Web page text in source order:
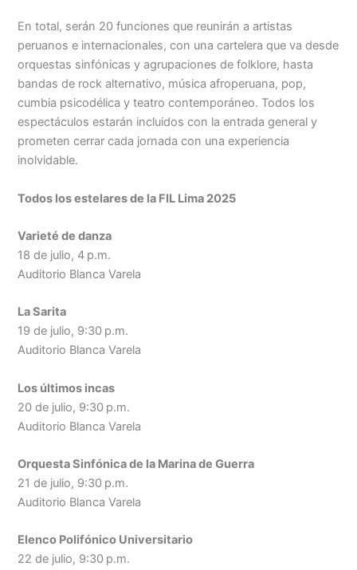
En total, serán 20 funciones que reunirán a artistas
peruanos e internacionales, con una cartelera que va desde
orquestas sinfónicas y agrupaciones de folklore, hasta
bandas de rock alternativo, música afroperuana, pop,
cumbia psicodélica y teatro contemporáneo. Todos los
espectáculos estarán incluidos con la entrada general y
prometen cerrar cada jornada con una experiencia
inolvidable.
Todos los estelares de la FIL Lima 2025
Varieté de danza
18 de julio, 4 p.m.
Auditorio Blanca Varela
La Sarita
19 de julio, 9:30 p.m.
Auditorio Blanca Varela
Los últimos incas
20 de julio, 9:30 p.m.
Auditorio Blanca Varela
Orquesta Sinfónica de la Marina de Guerra
21 de julio, 9:30 p.m.
Auditorio Blanca Varela
Elenco Polifónico Universitario
22 de julio, 9:30 p.m.